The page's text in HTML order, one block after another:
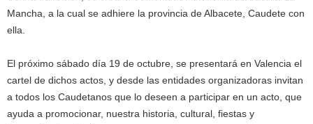
Mancha, a la cual se adhiere la provincia de Albacete, Caudete con
ella.
El próximo sábado día 19 de octubre, se presentará en Valencia el
cartel de dichos actos, y desde las entidades organizadoras invitan
a todos los Caudetanos que lo deseen a participar en un acto, que
ayuda a promocionar, nuestra historia, cultural, fiestas y